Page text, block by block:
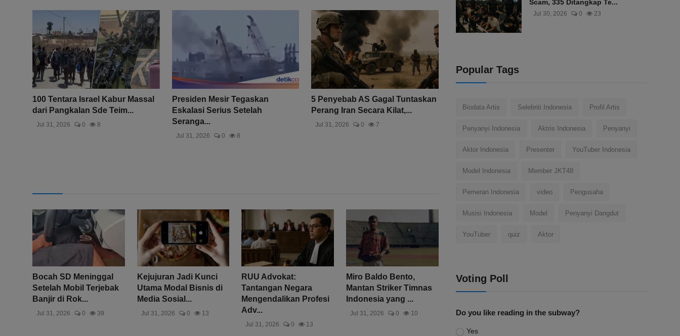
100 Tentara Israel Kabur Massal
dari Pangkalan Sde Teim...
Jul 31, 2026 0 8
Presiden Mesir Tegaskan
Eskalasi Serius Setelah
Seranga...
Jul 31, 2026 0 8
5 Penyebab AS Gagal Tuntaskan
Perang Iran Secara Kilat,...
Jul 31, 2026 0 7
Bocah SD Meninggal
Setelah Mobil Terjebak
Banjir di Rok...
Jul 31, 2026 0 39
Kejujuran Jadi Kunci
Utama Modal Bisnis di
Media Sosial...
Jul 31, 2026 0 13
RUU Advokat:
Tantangan Negara
Mengendalikan Profesi
Adv...
Jul 31, 2026 0 13
Miro Baldo Bento,
Mantan Striker Timnas
Indonesia yang ...
Jul 31, 2026 0 10
Scam, 335 Ditangkap Te...
Jul 30, 2026 0 23
Popular Tags
Biodata Artis Selebriti Indonesia Profil Artis
Penyanyi Indonesia Aktris Indonesia Penyanyi
Aktor Indonesia Presenter YouTuber Indonesia
Model Indonesia Member JKT48
Pemeran Indonesia video Pengusaha
Musisi Indonesia Model Penyanyi Dangdut
YouTuber quiz Aktor
Voting Poll
Do you like reading in the subway?
Yes